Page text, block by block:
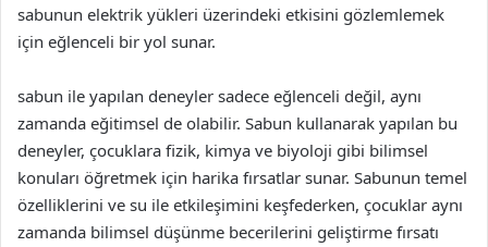
sabunun elektrik yükleri üzerindeki etkisini gözlemlemek
için eğlenceli bir yol sunar.
sabun ile yapılan deneyler sadece eğlenceli değil, aynı
zamanda eğitimsel de olabilir. Sabun kullanarak yapılan bu
deneyler, çocuklara fizik, kimya ve biyoloji gibi bilimsel
konuları öğretmek için harika fırsatlar sunar. Sabunun temel
özelliklerini ve su ile etkileşimini keşfederken, çocuklar aynı
zamanda bilimsel düşünme becerilerini geliştirme fırsatı